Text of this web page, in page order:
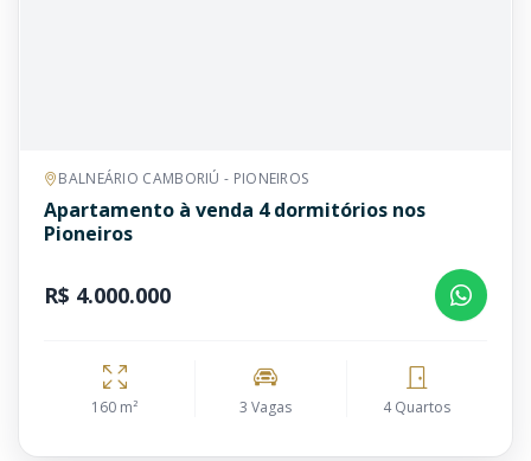
BALNEÁRIO CAMBORIÚ - PIONEIROS
Apartamento à venda 4 dormitórios nos
Pioneiros
R$ 4.000.000
160 m² 3 Vagas 4 Quartos